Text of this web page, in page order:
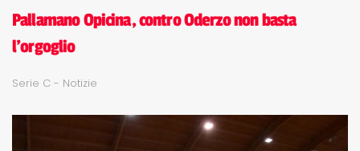
Pallamano Opicina, contro Oderzo non basta
l'orgoglio
Serie C - Notizie